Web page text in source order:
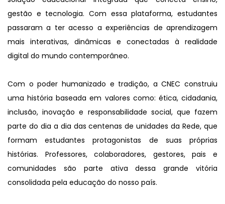
gestão e tecnologia. Com essa plataforma, estudantes
passaram a ter acesso a experiências de aprendizagem
mais interativas, dinâmicas e conectadas à realidade
digital do mundo contemporâneo.
Com o poder humanizado e tradição, a CNEC construiu
uma história baseada em valores como: ética, cidadania,
inclusão, inovação e responsabilidade social, que fazem
parte do dia a dia das centenas de unidades da Rede, que
formam estudantes protagonistas de suas próprias
histórias. Professores, colaboradores, gestores, pais e
comunidades são parte ativa dessa grande vitória
consolidada pela educação do nosso país.